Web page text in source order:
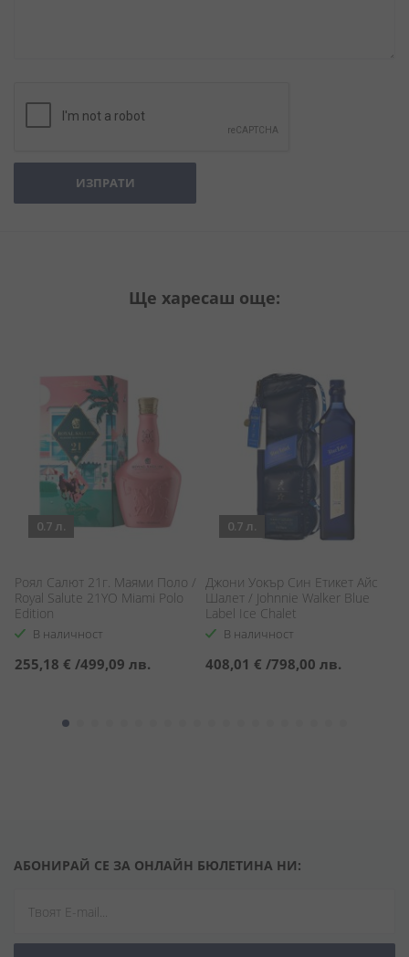
ИЗПРАТИ
Ще харесаш още:
0.7 л.
Роял Салют 21г. Маями Поло /
Royal Salute 21YO Miami Polo
Edition
В наличност
255,18 € /499,09 лв.
0.7 л.
Джони Уокър Син Етикет Айс
Шалет / Johnnie Walker Blue
Label Ice Chalet
В наличност
408,01 € /798,00 лв.
АБОНИРАЙ СЕ ЗА ОНЛАЙН БЮЛЕТИНА НИ: